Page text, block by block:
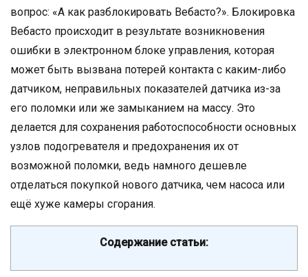
вопрос: «А как разблокировать Вебасто?». Блокировка
Вебасто происходит в результате возникновения
ошибки в электронном блоке управления, которая
может быть вызвана потерей контакта с каким-либо
датчиком, неправильных показателей датчика из-за
его поломки или же замыканием на массу. Это
делается для сохранения работоспособности основных
узлов подогревателя и предохранения их от
возможной поломки, ведь намного дешевле
отделаться покупкой нового датчика, чем насоса или
ещё хуже камеры сгорания.
Содержание статьи: